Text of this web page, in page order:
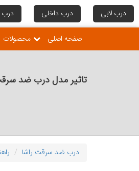
درب لابی درب داخلی
صفحه اصلی محصولات
تاثیر مدل درب ضد
درب ضد سرقت راشا